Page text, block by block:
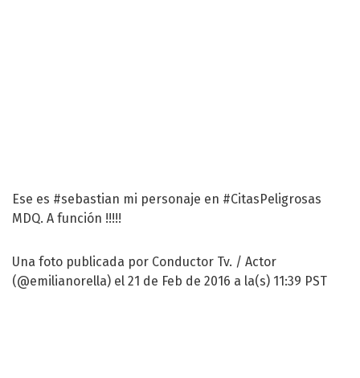
Ese es #sebastian mi personaje en #CitasPeligrosas
MDQ. A función !!!!!
Una foto publicada por Conductor Tv. / Actor
(@emilianorella) el 21 de Feb de 2016 a la(s) 11:39 PST